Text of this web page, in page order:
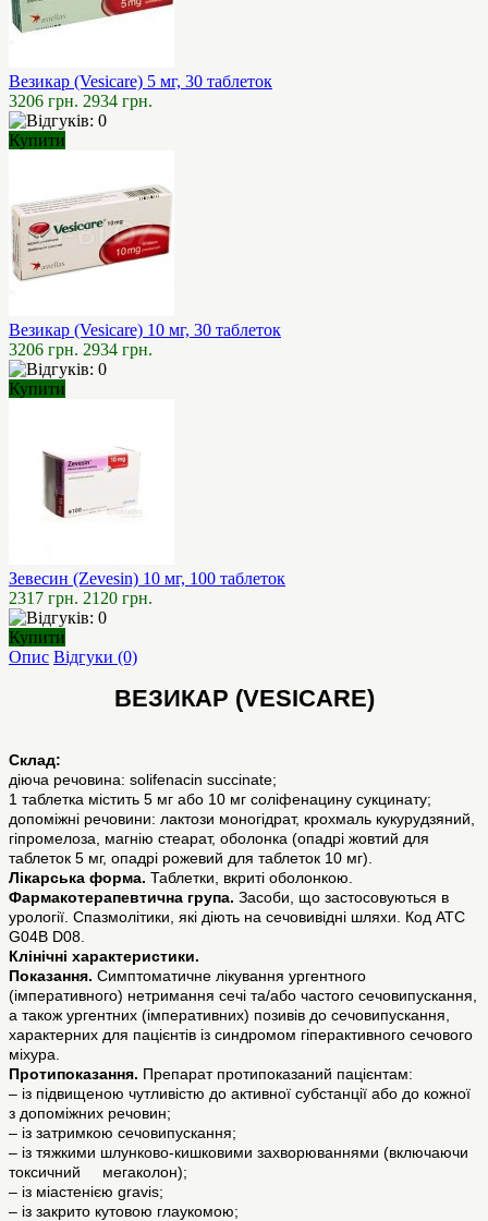
Везикар (Vesicare) 5 мг, 30 таблеток
3206 грн. 2934 грн.
Купити
Везикар (Vesicare) 10 мг, 30 таблеток
3206 грн. 2934 грн.
Купити
Зевесин (Zevesin) 10 мг, 100 таблеток
2317 грн. 2120 грн.
Купити
Опис Відгуки (0)
ВЕЗИКАР (VESICARE)
Склад:
діюча речовина: solifenacin succinate;
1 таблетка містить 5 мг або 10 мг соліфенацину сукцинату;
допоміжні речовини: лактози моногідрат, крохмаль кукурудзяний,
гіпромелоза, магнію стеарат, оболонка (опадрі жовтий для
таблеток 5 мг, опадрі рожевий для таблеток 10 мг).
Лікарська форма. Таблетки, вкриті оболонкою.
Фармакотерапевтична група. Засоби, що застосовуються в
урології. Спазмолітики, які діють на сечовивідні шляхи. Код АТС
G04B D08.
Клінічні характеристики.
Показання. Симптоматичне лікування ургентного
(імперативного) нетримання сечі та/або частого сечовипускання,
а також ургентних (імперативних) позивів до сечовипускання,
характерних для пацієнтів із синдромом гіперактивного сечового
міхура.
Протипоказання. Препарат протипоказаний пацієнтам:
– із підвищеною чутливістю до активної субстанції або до кожної
з допоміжних речовин;
– із затримкою сечовипускання;
– із тяжкими шлунково-кишковими захворюваннями (включаючи
токсичний мегаколон);
– із міастенією gravis;
– із закрито кутовою глаукомою;